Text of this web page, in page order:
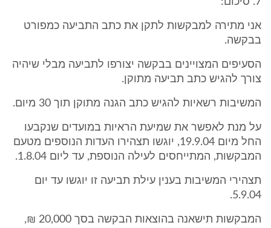
אני מתירה למבקשות לתקן את כתב התביעה כמפורט
בבקשה.
הסעיפים המצויינים בבקשה יצורפו לתביעה מבלי שיהיה
צורך להגיש כתב תביעה מתוקן.
המשיבות רשאיות להגיש כתב הגנה מתוקן תוך 30 מיום.
על מנת לאפשר את שמיעת הראיות במועדים שנקבעו
החל מיום 19.9.04, יוגשו תצהירו העדות הנוספים מטעם
המבקשות, המתייחסים לעילה הנוספת, עד ליום 1.8.04.
תצהירי המשיבות בענין עילת תביעה זו יוגשו עד יום
5.9.04.
המבקשות תישאנה בהוצאות הבקשה בסך 20,000 ₪,